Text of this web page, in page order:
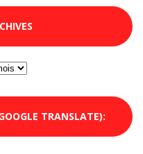
TRANSLATE):